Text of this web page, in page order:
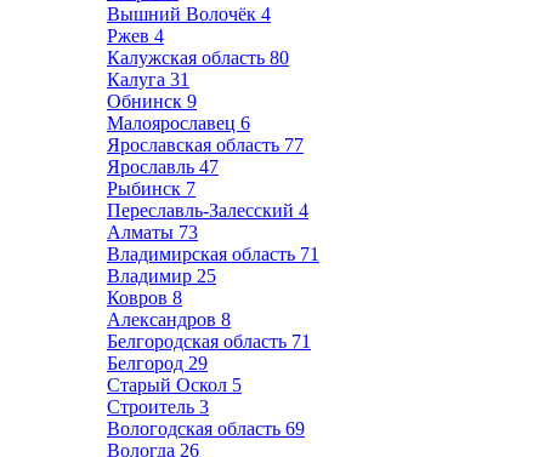
Вышний Волочёк 4
Ржев 4
Калужская область 80
Калуга 31
Обнинск 9
Малоярославец 6
Ярославская область 77
Ярославль 47
Рыбинск 7
Переславль-Залесский 4
Алматы 73
Владимирская область 71
Владимир 25
Ковров 8
Александров 8
Белгородская область 71
Белгород 29
Старый Оскол 5
Строитель 3
Вологодская область 69
Вологда 26